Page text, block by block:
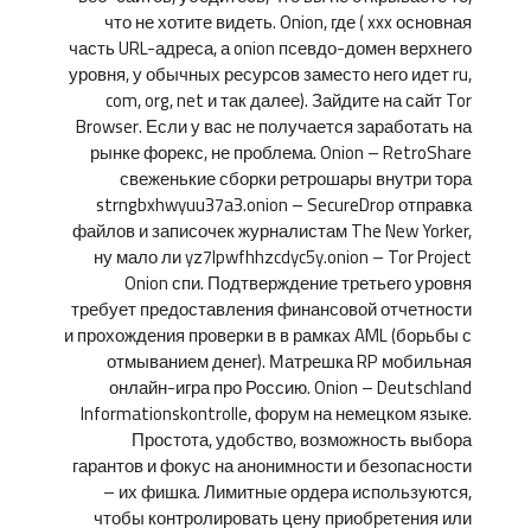
что не хотите видеть. Onion, где ( xxx основная
часть URL-адреса, а onion псевдо-домен верхнего
уровня, у обычных ресурсов заместо него идет ru,
com, org, net и так далее). Зайдите на сайт Tor
Browser. Если у вас не получается заработать на
рынке форекс, не проблема. Onion – RetroShare
свеженькие сборки ретрошары внутри тора
strngbxhwyuu37a3.onion – SecureDrop отправка
файлов и записочек журналистам The New Yorker,
ну мало ли yz7lpwfhhzcdyc5y.onion – Tor Project
Onion спи. Подтверждение третьего уровня
требует предоставления финансовой отчетности
и прохождения проверки в в рамках AML (борьбы с
отмыванием денег). Матрешка RP мобильная
онлайн-игра про Россию. Onion – Deutschland
Informationskontrolle, форум на немецком языке.
Простота, удобство, возможность выбора
гарантов и фокус на анонимности и безопасности
– их фишка. Лимитные ордера используются,
чтобы контролировать цену приобретения или